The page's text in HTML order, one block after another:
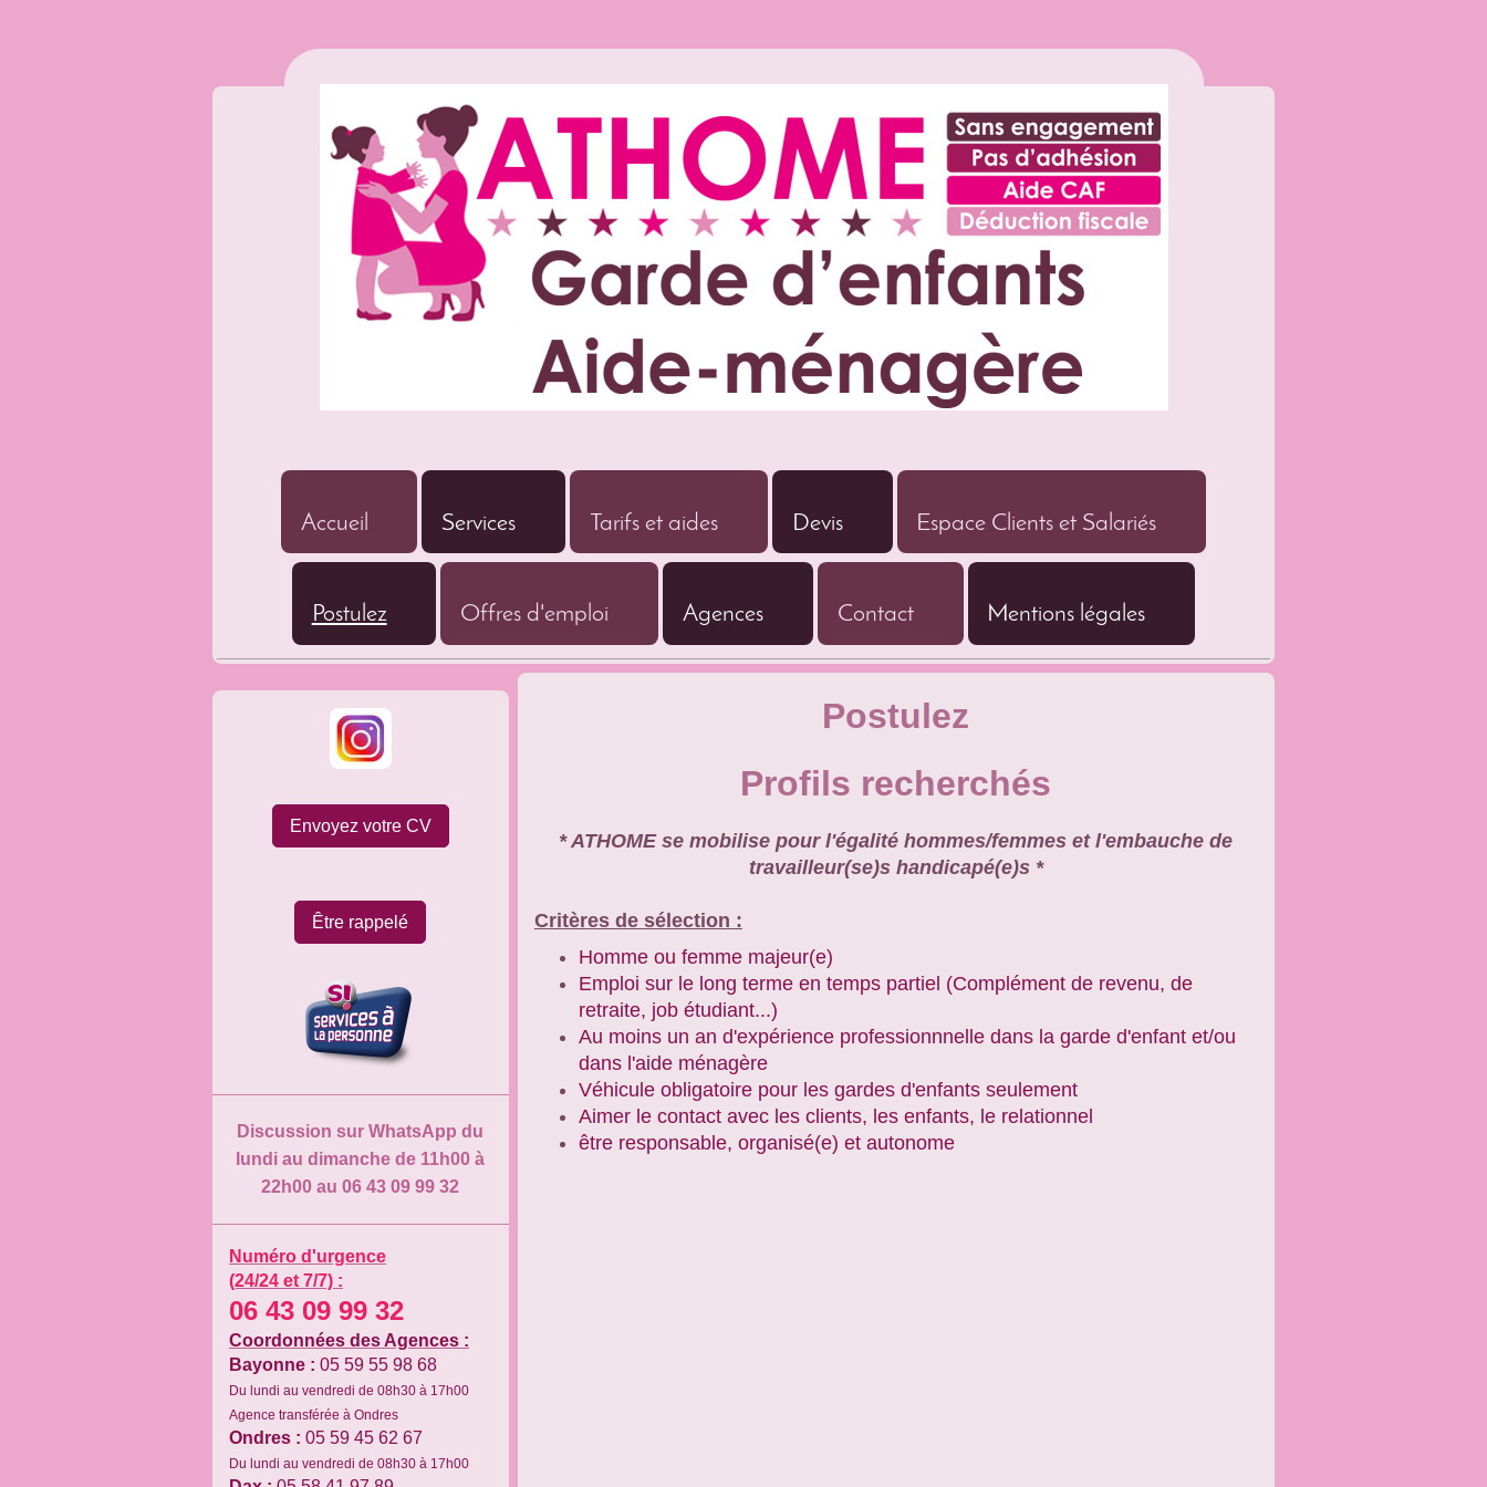
Accueil Services Tarifs et aides Devis Espace Clients et Salariés
Postulez Offres d'emploi Agences Contact Mentions légales
Postulez
Profils recherchés
* ATHOME se mobilise pour l'égalité hommes/femmes et l'embauche de
travailleur(se)s handicapé(e)s *
Critères de sélection :
Homme ou femme majeur(e)
Emploi sur le long terme en temps partiel (Complément de revenu, de
retraite, job étudiant...)
Au moins un an d'expérience professionnnelle dans la garde d'enfant et/ou
dans l'aide ménagère
Véhicule obligatoire pour les gardes d'enfants seulement
Aimer le contact avec les clients, les enfants, le relationnel
être responsable, organisé(e) et autonome
Envoyez votre CV
Être rappelé
Discussion sur WhatsApp du
lundi au dimanche de 11h00 à
22h00 au 06 43 09 99 32
Numéro d'urgence
(24/24 et 7/7) :
06 43 09 99 32
Coordonnées des Agences :
Bayonne : 05 59 55 98 68
Du lundi au vendredi de 08h30 à 17h00
Agence transférée à Ondres
Ondres : 05 59 45 62 67
Du lundi au vendredi de 08h30 à 17h00